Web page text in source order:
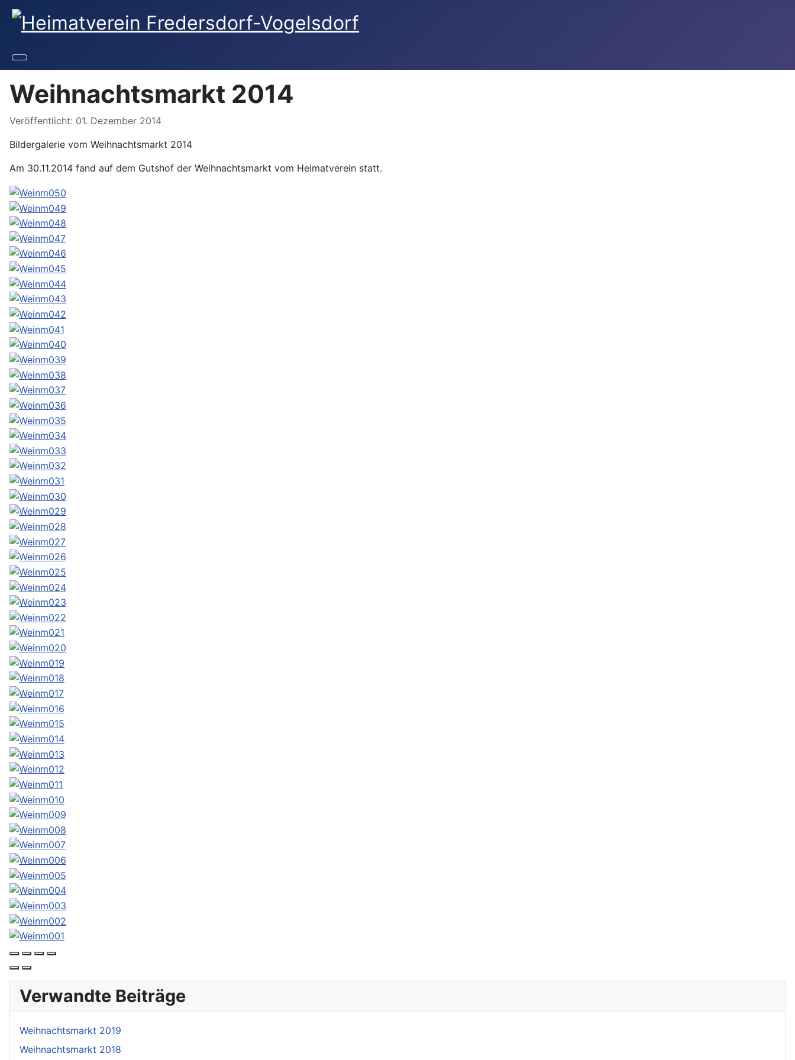
Weihnachtsmarkt 2014
Veröffentlicht: 01. Dezember 2014
Bildergalerie vom Weihnachtsmarkt 2014
Am 30.11.2014 fand auf dem Gutshof der Weihnachtsmarkt vom Heimatverein statt.
Verwandte Beiträge
Weihnachtsmarkt 2019
Weihnachtsmarkt 2018